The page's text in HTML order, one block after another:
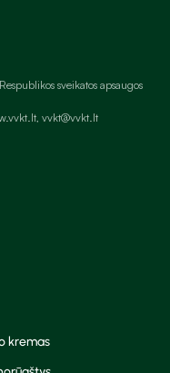
sveikatos apsaugos
vvkt@vvkt.lt
kremas